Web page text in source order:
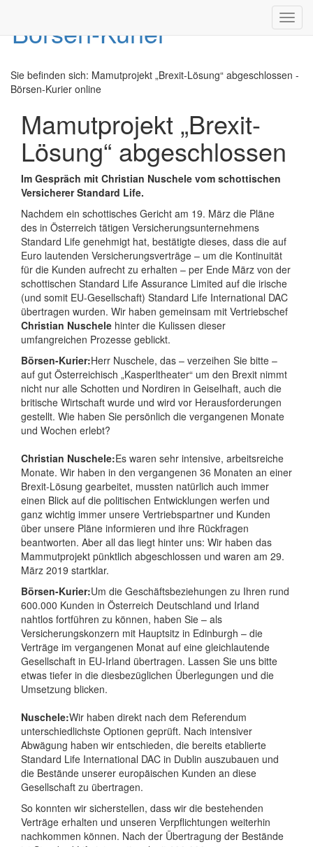
Sie befinden sich: Mamutprojekt „Brexit-Lösung“ abgeschlossen -
Börsen-Kurier online
Mamutprojekt „Brexit-
Lösung“ abgeschlossen
Im Gespräch mit Christian Nuschele vom schottischen
Versicherer Standard Life.
Nachdem ein schottisches Gericht am 19. März die Pläne
des in Österreich tätigen Versicherungsunternehmens
Standard Life genehmigt hat, bestätigte dieses, dass die auf
Euro lautenden Versicherungsverträge – um die Kontinuität
für die Kunden aufrecht zu erhalten – per Ende März von der
schottischen Standard Life Assurance Limited auf die irische
(und somit EU-Gesellschaft) Standard Life International DAC
übertragen wurden. Wir haben gemeinsam mit Vertriebschef
Christian Nuschele hinter die Kulissen dieser
umfangreichen Prozesse geblickt.
Börsen-Kurier:Herr Nuschele, das – verzeihen Sie bitte –
auf gut Österreichisch „Kasperltheater“ um den Brexit nimmt
nicht nur alle Schotten und Nordiren in Geiselhaft, auch die
britische Wirtschaft wurde und wird vor Herausforderungen
gestellt. Wie haben Sie persönlich die vergangenen Monate
und Wochen erlebt?
Christian Nuschele:Es waren sehr intensive, arbeitsreiche
Monate. Wir haben in den vergangenen 36 Monaten an einer
Brexit-Lösung gearbeitet, mussten natürlich auch immer
einen Blick auf die politischen Entwicklungen werfen und
ganz wichtig immer unsere Vertriebspartner und Kunden
über unsere Pläne informieren und ihre Rückfragen
beantworten. Aber all das liegt hinter uns: Wir haben das
Mammutprojekt pünktlich abgeschlossen und waren am 29.
März 2019 startklar.
Börsen-Kurier:Um die Geschäftsbeziehungen zu Ihren rund
600.000 Kunden in Österreich Deutschland und Irland
nahtlos fortführen zu können, haben Sie – als
Versicherungskonzern mit Hauptsitz in Edinburgh – die
Verträge im vergangenen Monat auf eine gleichlautende
Gesellschaft in EU-Irland übertragen. Lassen Sie uns bitte
etwas tiefer in die diesbezüglichen Überlegungen und die
Umsetzung blicken.
Nuschele:Wir haben direkt nach dem Referendum
unterschiedlichste Optionen geprüft. Nach intensiver
Abwägung haben wir entschieden, die bereits etablierte
Standard Life International DAC in Dublin auszubauen und
die Bestände unserer europäischen Kunden an diese
Gesellschaft zu übertragen.
So konnten wir sicherstellen, dass wir die bestehenden
Verträge erhalten und unseren Verpflichtungen weiterhin
nachkommen können. Nach der Übertragung der Bestände